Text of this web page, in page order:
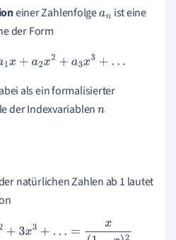
einer Zahlenfolgean ist eine
der Form
a1x +a 2x2+a 3x3+…
als ein formalisierter
der Indexvariablenn
natürlichen Zahlen ab 1 lautet
x2+ 3x3+ … = x 1 −x 2